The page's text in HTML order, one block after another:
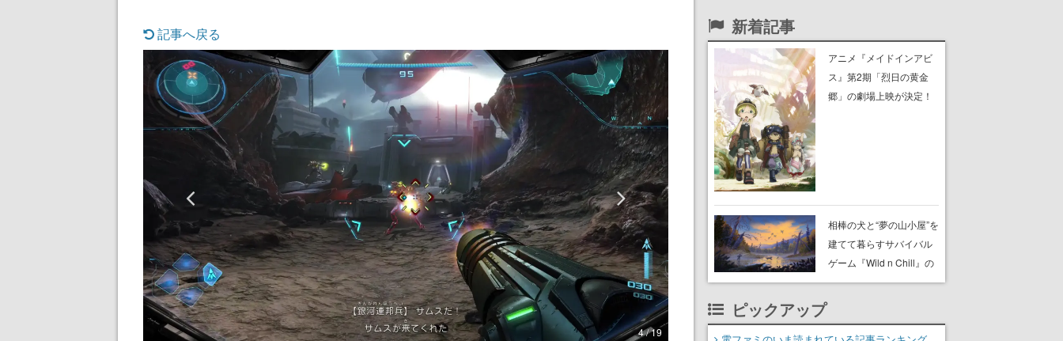
記事へ戻る
4 / 19
新着記事
アニメ『メイドインアビ
ス』第2期「烈日の黄金
郷」の劇場上映が決定！
相棒の犬と“夢の山小屋”を
建てて暮らすサバイバル
ゲーム『Wild n Chill』の
体験版がSteamで配信
ピックアップ